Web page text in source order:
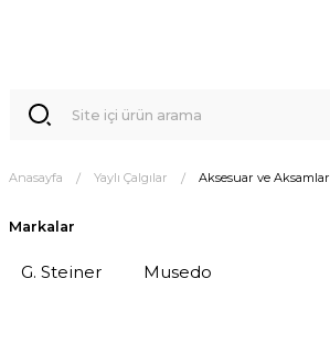
Anasayfa Yaylı Çalgılar Aksesuar ve Aksamlar
Markalar
G. Steiner Musedo